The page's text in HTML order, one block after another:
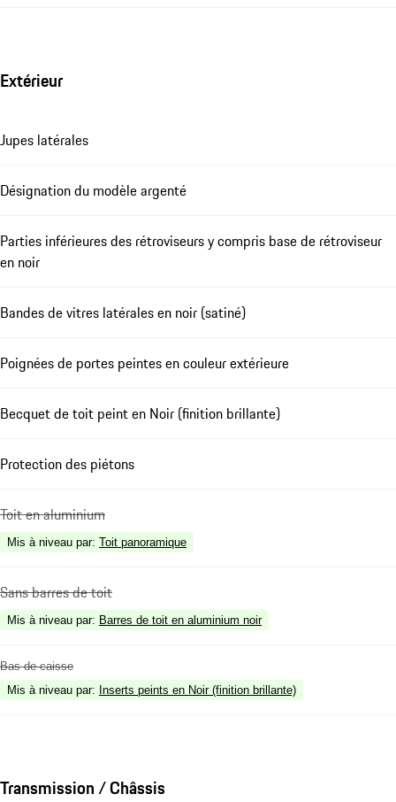
Extérieur
Jupes latérales
Désignation du modèle argenté
Parties inférieures des rétroviseurs y compris base de rétroviseur
en noir
Bandes de vitres latérales en noir (satiné)
Poignées de portes peintes en couleur extérieure
Becquet de toit peint en Noir (finition brillante)
Protection des piétons
Toit en aluminium
Mis à niveau par: Toit panoramique
Sans barres de toit
Mis à niveau par: Barres de toit en aluminium noir
Bas de caisse
Mis à niveau par: Inserts peints en Noir (finition brillante)
Transmission / Châssis